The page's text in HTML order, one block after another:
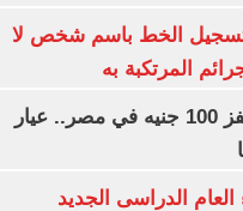
تسجيل الخط باسم شخص لا
المرتكبة به
سعر الذهب اليوم يقفز 100 جنيه في مصر.. عيار
الدراسى الجديد